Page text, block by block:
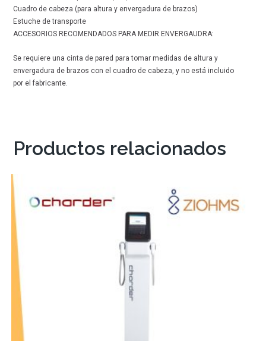
Cuadro de cabeza (para altura y envergadura de brazos)
Estuche de transporte
ACCESORIOS RECOMENDADOS PARA MEDIR ENVERGAUDRA:
Se requiere una cinta de pared para tomar medidas de altura y
envergadura de brazos con el cuadro de cabeza, y no está incluido
por el fabricante.
Productos relacionados